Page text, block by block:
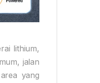
lithium,
jalan
yang